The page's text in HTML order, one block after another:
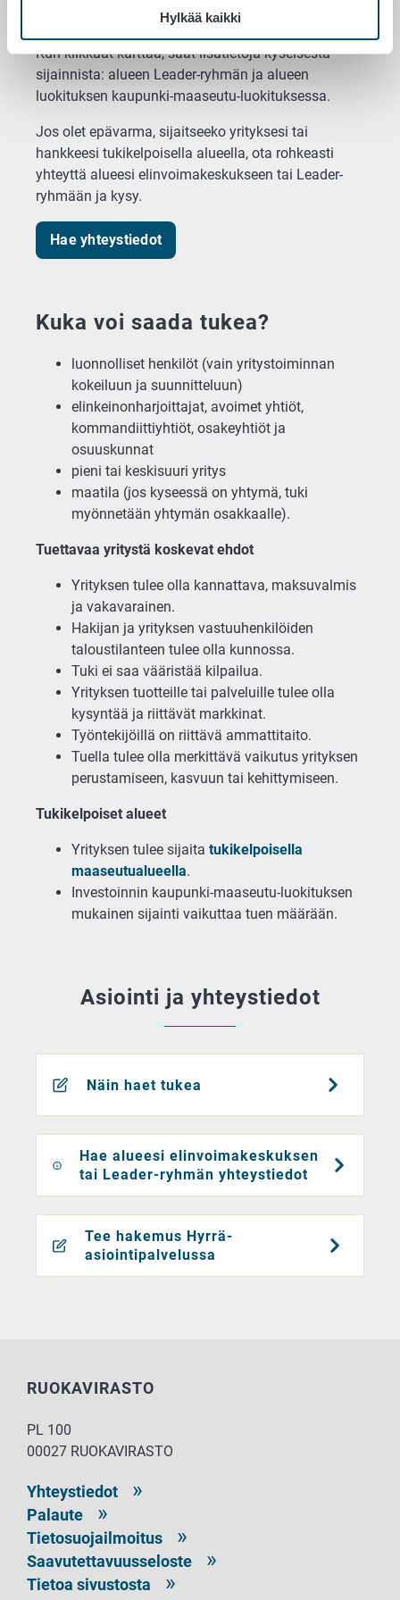
Hylkää kaikki
Kun klikkaat karttaa, saat lisätietoja kyseisestä
sijainnista: alueen Leader-ryhmän ja alueen
luokituksen kaupunki-maaseutu-luokituksessa.
Jos olet epävarma, sijaitseeko yrityksesi tai
hankkeesi tukikelpoisella alueella, ota rohkeasti
yhteyttä alueesi elinvoimakeskukseen tai Leader-
ryhmään ja kysy.
Hae yhteystiedot
Kuka voi saada tukea?
luonnolliset henkilöt (vain yritystoiminnan
kokeiluun ja suunnitteluun)
elinkeinonharjoittajat, avoimet yhtiöt,
kommandiittiyhtiöt, osakeyhtiöt ja
osuuskunnat
pieni tai keskisuuri yritys
maatila (jos kyseessä on yhtymä, tuki
myönnetään yhtymän osakkaalle).
Tuettavaa yritystä koskevat ehdot
Yrityksen tulee olla kannattava, maksuvalmis
ja vakavarainen.
Hakijan ja yrityksen vastuuhenkilöiden
taloustilanteen tulee olla kunnossa.
Tuki ei saa vääristää kilpailua.
Yrityksen tuotteille tai palveluille tulee olla
kysyntää ja riittävät markkinat.
Työntekijöillä on riittävä ammattitaito.
Tuella tulee olla merkittävä vaikutus yrityksen
perustamiseen, kasvuun tai kehittymiseen.
Tukikelpoiset alueet
Yrityksen tulee sijaita tukikelpoisella
maaseutualueella.
Investoinnin kaupunki-maaseutu-luokituksen
mukainen sijainti vaikuttaa tuen määrään.
Asiointi ja yhteystiedot
Näin haet tukea
Hae alueesi elinvoimakeskuksen
tai Leader-ryhmän yhteystiedot
Tee hakemus Hyrrä-
asiointipalvelussa
RUOKAVIRASTO
PL 100
00027 RUOKAVIRASTO
Yhteystiedot
Palaute
Tietosuojailmoitus
Saavutettavuusseloste
Tietoa sivustosta